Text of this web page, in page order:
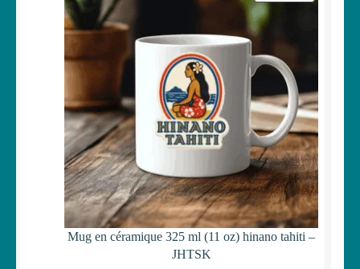
était :
est :
24,99 €.
Mug en céramique 325 ml (11 oz) hinano tahiti –
JHTSK